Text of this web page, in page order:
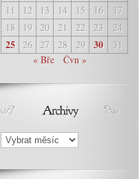
11
12 13 14 15 16
17
18
19 20 21 22 23 24
25 26 27 28 29 30
31
« Bře
Čvn »
Archivy